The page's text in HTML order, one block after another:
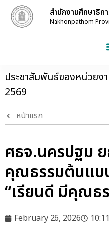
สำนักงานศึกษาธิก
Nakhonpathom
ประชาสัมพันธ์ของหน่วยง
2569
หน้าแรก
ศธจ.นครปฐม
คุณธรรมต้นแบ
“เรียนดี มีคุณธ
February 26, 2026